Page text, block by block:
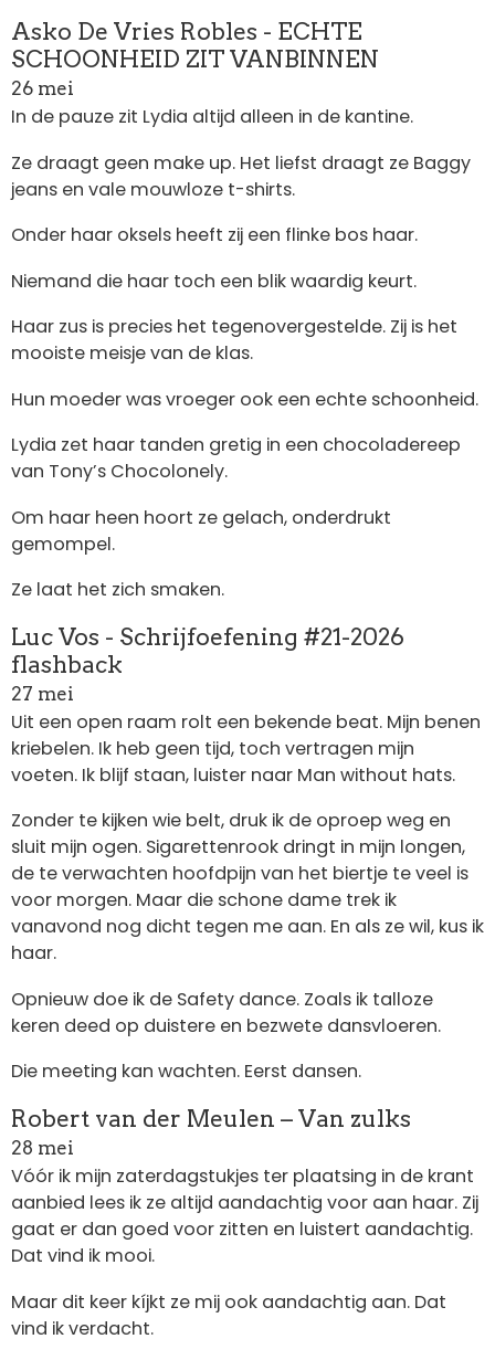
Asko De Vries Robles - ECHTE
SCHOONHEID ZIT VANBINNEN
26 mei
In de pauze zit Lydia altijd alleen in de kantine.
Ze draagt geen make up. Het liefst draagt ze Baggy
jeans en vale mouwloze t-shirts.
Onder haar oksels heeft zij een flinke bos haar.
Niemand die haar toch een blik waardig keurt.
Haar zus is precies het tegenovergestelde. Zij is het
mooiste meisje van de klas.
Hun moeder was vroeger ook een echte schoonheid.
Lydia zet haar tanden gretig in een chocoladereep
van Tony’s Chocolonely.
Om haar heen hoort ze gelach, onderdrukt
gemompel.
Ze laat het zich smaken.
Luc Vos - Schrijfoefening #21-2026
flashback
27 mei
Uit een open raam rolt een bekende beat. Mijn benen
kriebelen. Ik heb geen tijd, toch vertragen mijn
voeten. Ik blijf staan, luister naar Man without hats.
Zonder te kijken wie belt, druk ik de oproep weg en
sluit mijn ogen. Sigarettenrook dringt in mijn longen,
de te verwachten hoofdpijn van het biertje te veel is
voor morgen. Maar die schone dame trek ik
vanavond nog dicht tegen me aan. En als ze wil, kus ik
haar.
Opnieuw doe ik de Safety dance. Zoals ik talloze
keren deed op duistere en bezwete dansvloeren.
Die meeting kan wachten. Eerst dansen.
Robert van der Meulen – Van zulks
28 mei
Vóór ik mijn zaterdagstukjes ter plaatsing in de krant
aanbied lees ik ze altijd aandachtig voor aan haar. Zij
gaat er dan goed voor zitten en luistert aandachtig.
Dat vind ik mooi.
Maar dit keer kíjkt ze mij ook aandachtig aan. Dat
vind ik verdacht.